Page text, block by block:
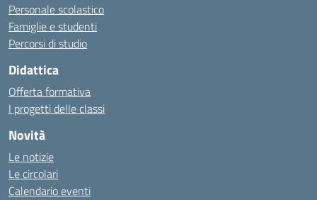
Personale scolastico
Famiglie e studenti
Percorsi di studio
Didattica
Offerta formativa
I progetti delle classi
Novità
Le notizie
Le circolari
Calendario eventi